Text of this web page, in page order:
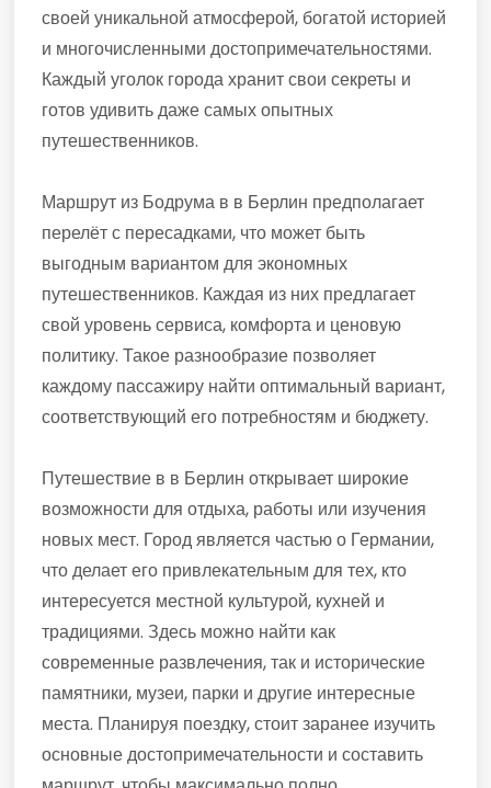
своей уникальной атмосферой, богатой историей
и многочисленными достопримечательностями.
Каждый уголок города хранит свои секреты и
готов удивить даже самых опытных
путешественников.
Маршрут из Бодрума в в Берлин предполагает
перелёт с пересадками, что может быть
выгодным вариантом для экономных
путешественников. Каждая из них предлагает
свой уровень сервиса, комфорта и ценовую
политику. Такое разнообразие позволяет
каждому пассажиру найти оптимальный вариант,
соответствующий его потребностям и бюджету.
Путешествие в в Берлин открывает широкие
возможности для отдыха, работы или изучения
новых мест. Город является частью о Германии,
что делает его привлекательным для тех, кто
интересуется местной культурой, кухней и
традициями. Здесь можно найти как
современные развлечения, так и исторические
памятники, музеи, парки и другие интересные
места. Планируя поездку, стоит заранее изучить
основные достопримечательности и составить